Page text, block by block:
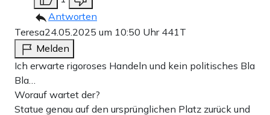
Antworten
Teresa24.05.2025 um 10:50 Uhr 441T
Melden
Ich erwarte rigoroses Handeln und kein politisches Bla
Bla…
Worauf wartet der?
Statue genau auf den ursprünglichen Platz zurück und